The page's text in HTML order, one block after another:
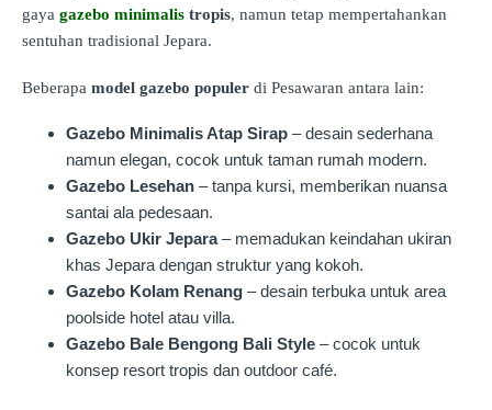
gaya gazebo minimalis tropis, namun tetap mempertahankan
sentuhan tradisional Jepara.
Beberapa model gazebo populer di Pesawaran antara lain:
Gazebo Minimalis Atap Sirap – desain sederhana
namun elegan, cocok untuk taman rumah modern.
Gazebo Lesehan – tanpa kursi, memberikan nuansa
santai ala pedesaan.
Gazebo Ukir Jepara– memadukan keindahan ukiran
khas Jepara dengan struktur yang kokoh.
Gazebo Kolam Renang – desain terbuka untuk area
poolside hotel atau villa.
Gazebo Bale Bengong Bali Style – cocok untuk
konsep resort tropis dan outdoor café.